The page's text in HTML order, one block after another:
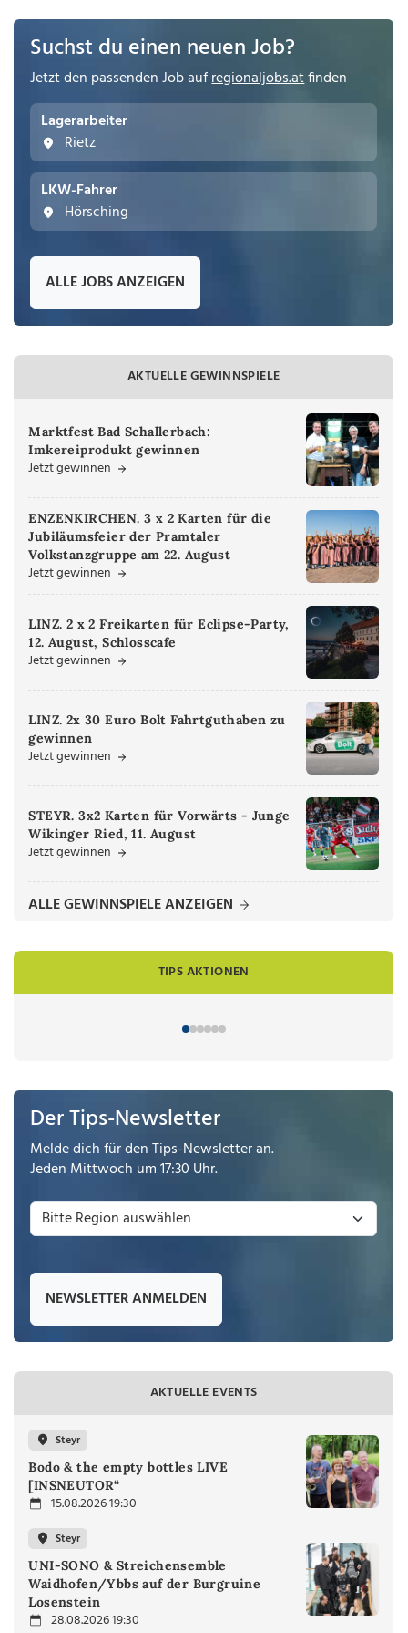
Suchst du einen neuen Job?
Jetzt den passenden Job aufregionaljobs.atfinden
Lagerarbeiter
Rietz
LKW-Fahrer
Hörsching
ALLE JOBS ANZEIGEN
AKTUELLE GEWINNSPIELE
Marktfest Bad Schallerbach:
Imkereiprodukt gewinnen
Jetzt gewinnen
ENZENKIRCHEN. 3 x 2 Karten für die
Jubiläumsfeier der Pramtaler
Volkstanzgruppe am 22. August
Jetzt gewinnen
LINZ. 2 x 2 Freikarten für Eclipse-Party,
12. August, Schlosscafe
Jetzt gewinnen
LINZ. 2x 30 Euro Bolt Fahrtguthaben zu
gewinnen
Jetzt gewinnen
STEYR. 3x2 Karten für Vorwärts - Junge
Wikinger Ried, 11. August
Jetzt gewinnen
ALLE GEWINNSPIELE ANZEIGEN
TIPS AKTIONEN
Der Tips-Newsletter
Melde dich für den Tips-Newsletter an.
Jeden Mittwoch um 17:30 Uhr.
NEWSLETTER ANMELDEN
AKTUELLE EVENTS
Steyr
Bodo & the empty bottles LIVE
[INSNEUTOR“
15.08.2026 19:30
Steyr
UNI-SONO & Streichensemble
Waidhofen/Ybbs auf der Burgruine
Losenstein
28.08.2026 19:30